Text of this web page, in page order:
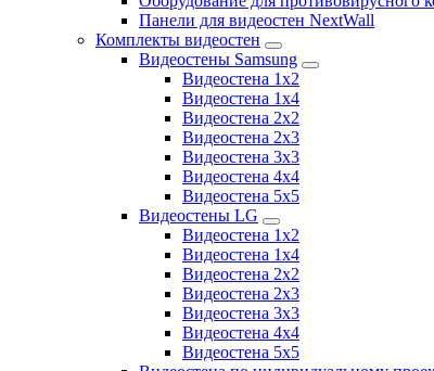
Панели для видеостен NextWall
Комплекты видеостен
Видеостены Samsung
Видеостена 1x2
Видеостена 1x4
Видеостена 2x2
Видеостена 2х3
Видеостена 3x3
Видеостена 4x4
Видеостена 5x5
Видеостены LG
Видеостена 1x2
Видеостена 1x4
Видеостена 2x2
Видеостена 2x3
Видеостена 3x3
Видеостена 4x4
Видеостена 5x5